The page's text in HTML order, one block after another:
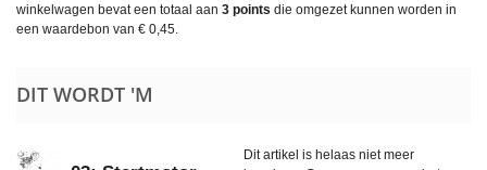
winkelwagen bevat een totaal aan 3 points die omgezet kunnen worden in
een waardebon van € 0,45.
DIT WORDT 'M
Dit artikel is helaas niet meer